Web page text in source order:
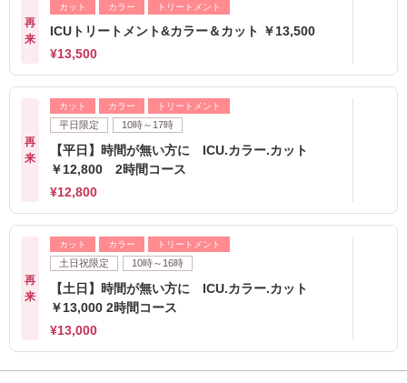
再
来
カット カラー トリートメント
ICUトリートメント&カラー＆カット ￥13,500
¥13,500
再
来
カット カラー トリートメント
平日限定 10時～17時
【平日】時間が無い方に ICU.カラー.カット
￥12,800 2時間コース
¥12,800
再
来
カット カラー トリートメント
土日祝限定 10時～16時
【土日】時間が無い方に ICU.カラー.カット
￥13,000 2時間コース
¥13,000